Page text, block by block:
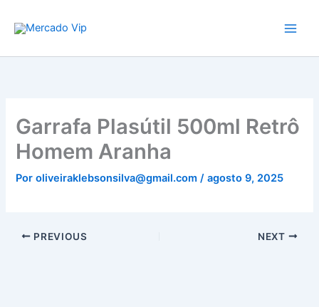
para
conteúdo
Garrafa Plasútil 500ml Retrô
Homem Aranha
Poroliveiraklebsonsilva@gmail.com/agosto 9, 2025
PREVIOUS NEXT